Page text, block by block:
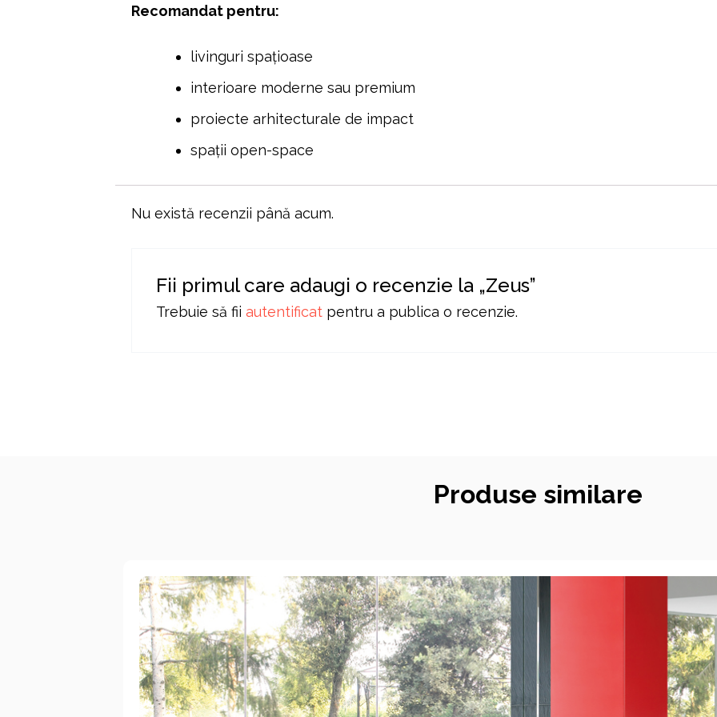
Recomandat pentru:
livinguri spațioase
interioare moderne sau premium
proiecte arhitecturale de impact
spații open-space
Nu există recenzii până acum.
Fii primul care adaugi o recenzie la „Zeus”
Trebuie să fiiautentificat pentru a publica o recenzie.
Produse similare